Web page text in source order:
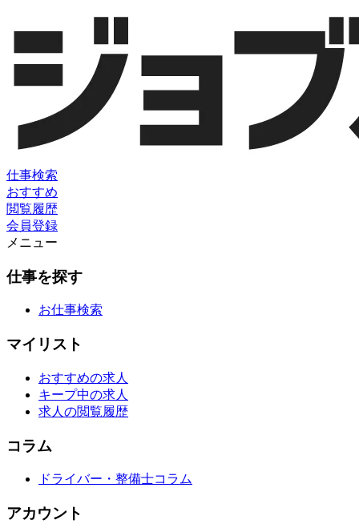
仕事検索
おすすめ
閲覧履歴
会員登録
メニュー
仕事を探す
お仕事検索
マイリスト
おすすめの求人
キープ中の求人
求人の閲覧履歴
コラム
ドライバー・整備士コラム
アカウント